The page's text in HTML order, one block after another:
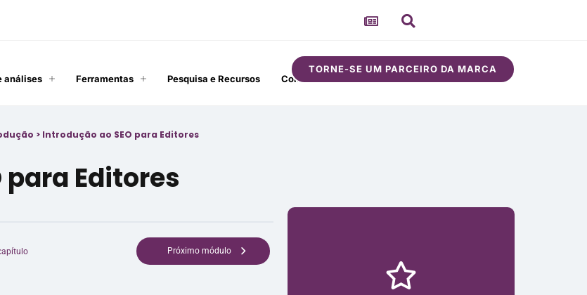
análises Ferramentas Pesquisa e Recursos Comunidade
TORNE-SE UM PARCEIRO DA MARCA
> Introdução ao SEO para Editores
para Editores
Próximo módulo